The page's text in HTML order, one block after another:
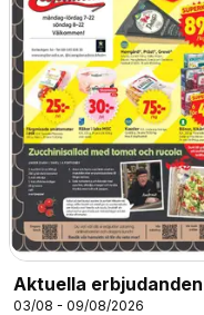
Aktuella erbjudanden
03/08 - 09/08/2026